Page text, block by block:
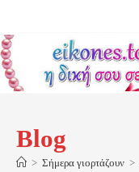
content
Blog
> Σήμερα γιορτάζουν >